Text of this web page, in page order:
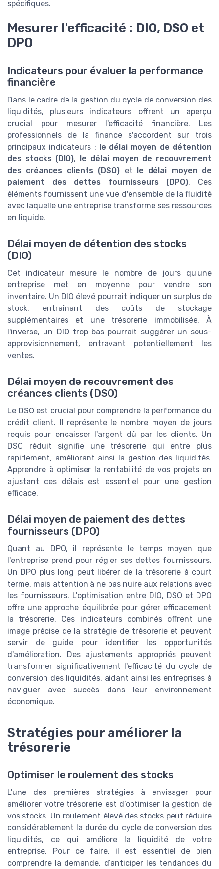
spécifiques.
Mesurer l'efficacité : DIO, DSO et
DPO
Indicateurs pour évaluer la performance
financière
Dans le cadre de la gestion du cycle de conversion des
liquidités, plusieurs indicateurs offrent un aperçu
crucial pour mesurer l'efficacité financière. Les
professionnels de la finance s'accordent sur trois
principaux indicateurs : le délai moyen de détention
des stocks (DIO), le délai moyen de recouvrement
des créances clients (DSO) et le délai moyen de
paiement des dettes fournisseurs (DPO). Ces
éléments fournissent une vue d'ensemble de la fluidité
avec laquelle une entreprise transforme ses ressources
en liquide.
Délai moyen de détention des stocks
(DIO)
Cet indicateur mesure le nombre de jours qu'une
entreprise met en moyenne pour vendre son
inventaire. Un DIO élevé pourrait indiquer un surplus de
stock, entraînant des coûts de stockage
supplémentaires et une trésorerie immobilisée. À
l'inverse, un DIO trop bas pourrait suggérer un sous-
approvisionnement, entravant potentiellement les
ventes.
Délai moyen de recouvrement des
créances clients (DSO)
Le DSO est crucial pour comprendre la performance du
crédit client. Il représente le nombre moyen de jours
requis pour encaisser l'argent dû par les clients. Un
DSO réduit signifie une trésorerie qui entre plus
rapidement, améliorant ainsi la gestion des liquidités.
Apprendre à optimiser la rentabilité de vos projets en
ajustant ces délais est essentiel pour une gestion
efficace.
Délai moyen de paiement des dettes
fournisseurs (DPO)
Quant au DPO, il représente le temps moyen que
l'entreprise prend pour régler ses dettes fournisseurs.
Un DPO plus long peut libérer de la trésorerie à court
terme, mais attention à ne pas nuire aux relations avec
les fournisseurs. L'optimisation entre DIO, DSO et DPO
offre une approche équilibrée pour gérer efficacement
la trésorerie. Ces indicateurs combinés offrent une
image précise de la stratégie de trésorerie et peuvent
servir de guide pour identifier les opportunités
d'amélioration. Des ajustements appropriés peuvent
transformer significativement l'efficacité du cycle de
conversion des liquidités, aidant ainsi les entreprises à
naviguer avec succès dans leur environnement
économique.
Stratégies pour améliorer la
trésorerie
Optimiser le roulement des stocks
L'une des premières stratégies à envisager pour
améliorer votre trésorerie est d’optimiser la gestion de
vos stocks. Un roulement élevé des stocks peut réduire
considérablement la durée du cycle de conversion des
liquidités, ce qui améliore la liquidité de votre
entreprise. Pour ce faire, il est essentiel de bien
comprendre la demande, d’anticiper les tendances du